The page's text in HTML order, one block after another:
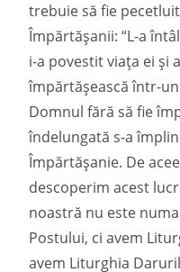
trebuie să fie
Împărtășanii: “L-a
i-a povestit viața ei și
împărtășească într-
Domnul fără să fie
îndelungată s-a
Împărtășanie. De
descoperim acest
noastră nu este
Postului, ci avem
avem Liturghia